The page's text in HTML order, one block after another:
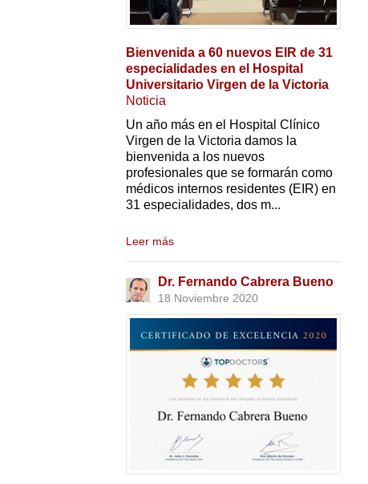
Bienvenida a 60 nuevos EIR de 31
especialidades en el Hospital
Universitario Virgen de la Victoria
Noticia
Un año más en el Hospital Clínico
Virgen de la Victoria damos la
bienvenida a los nuevos
profesionales que se formarán como
médicos internos residentes (EIR) en
31 especialidades, dos m...
Leer más
Dr. Fernando Cabrera Bueno
18 Noviembre 2020